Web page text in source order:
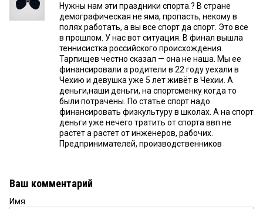
Нужны нам эти праздники спорта.? В стране
демографическая не яма, пропасть, некому в
полях работать, а вы все спорт да спорт. Это все
в прошлом. У нас вот ситуация. В финал вышла
теннисистка российского происхождения.
Тарпищев честно сказал — она не наша. Мы ее
финансировали а родители в 22 году уехали в
Чехию и девушка уже 5 лет живёт в Чехии. А
деньги,наши деньги, на спортсменку когда то
были потрачены. По статье спорт надо
финансировать физкультуру в школах. А на спорт
деньги уже нечего тратить от спорта ввп не
растет а растет от инженеров, рабочих.
Предпринимателей, производственников
Ваш комментарий
Имя